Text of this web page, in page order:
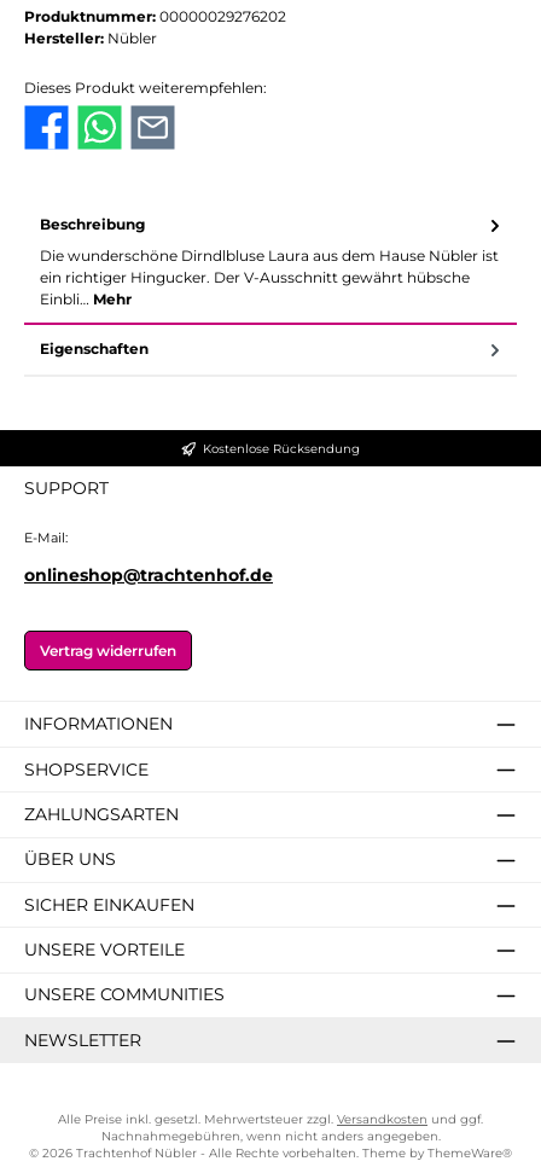
Produktnummer: 00000029276202
Hersteller: Nübler
Dieses Produkt weiterempfehlen:
Beschreibung
Die wunderschöne Dirndlbluse Laura aus dem Hause Nübler ist
ein richtiger Hingucker. Der V-Ausschnitt gewährt hübsche
Einbli… Mehr
Eigenschaften
Kostenlose Rücksendung
SUPPORT
E-Mail:
onlineshop@trachtenhof.de
Vertrag widerrufen
INFORMATIONEN
SHOPSERVICE
ZAHLUNGSARTEN
ÜBER UNS
SICHER EINKAUFEN
UNSERE VORTEILE
UNSERE COMMUNITIES
NEWSLETTER
Alle Preise inkl. gesetzl. Mehrwertsteuer zzgl. Versandkosten und ggf.
Nachnahmegebühren, wenn nicht anders angegeben.
© 2026 Trachtenhof Nübler - Alle Rechte vorbehalten. Theme by ThemeWare®